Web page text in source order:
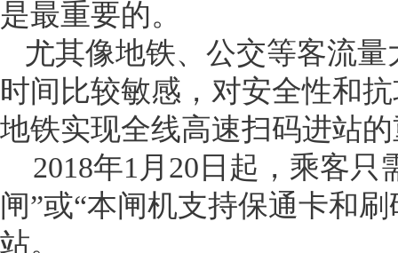
是最重要的。
尤其像地铁、公交等客流
时间比较敏感，对安全性和
地铁实现全线高速扫码进站
2018年1月20日起，乘客只
闸”或“本闸机支持保通卡和
站。